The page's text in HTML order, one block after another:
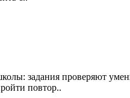
задания проверяют
повтор..